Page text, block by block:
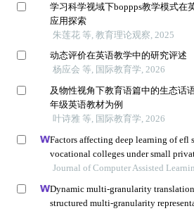
学习科学视域下boppps教学模式在
应用探索
朱莲花 等, 教育理论观察, 2025
动态评价在英语教学中的研究评述
杨应会 等, 国际教育学, 2026
及物性视角下教育语篇中的生态话
年级英语教材为例
叶诗雅 等, 国际教育学, 2026
Factors affecting deep learning of efl
vocational colleges under small
based settings: a grounded theory
Journal of Computer Assisted
Dynamic multi-granularity
structured multi-granularity